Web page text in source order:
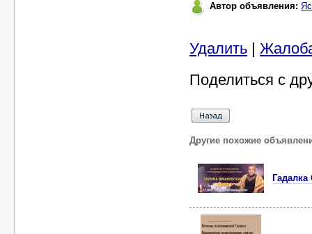
Автор объявления:
Удалить |
Поделиться с
Другие похожие
Гадалка